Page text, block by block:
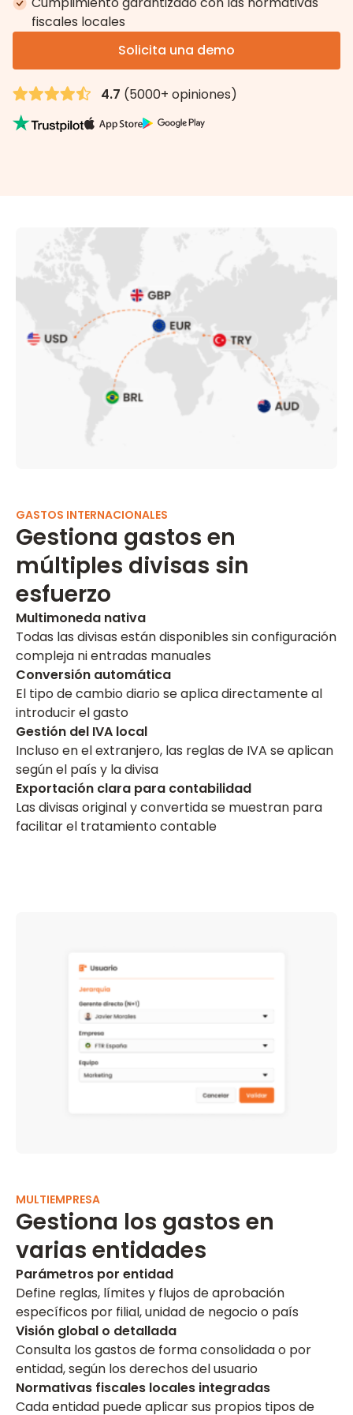
fiscales locales
Solicita una demo
4.7 (5000+ opiniones)
GASTOS INTERNACIONALES
Gestiona gastos en
múltiples divisas sin
esfuerzo
Multimoneda nativa
Todas las divisas están disponibles sin configuración
compleja ni entradas manuales
Conversión automática
El tipo de cambio diario se aplica directamente al
introducir el gasto
Gestión del IVA local
Incluso en el extranjero, las reglas de IVA se aplican
según el país y la divisa
Exportación clara para contabilidad
Las divisas original y convertida se muestran para
facilitar el tratamiento contable
MULTIEMPRESA
Gestiona los gastos en
varias entidades
Parámetros por entidad
Define reglas, límites y flujos de aprobación
específicos por filial, unidad de negocio o país
Visión global o detallada
Consulta los gastos de forma consolidada o por
entidad, según los derechos del usuario
Normativas fiscales locales integradas
Cada entidad puede aplicar sus propios tipos de